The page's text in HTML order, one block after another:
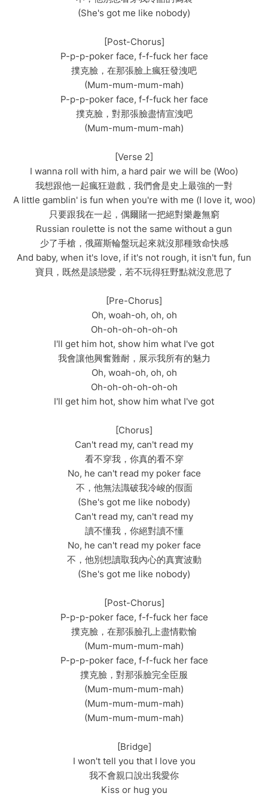
(She's got me like nobody)
[Post-Chorus]
P-p-p-poker face, f-f-fuck her face
撲克臉，在那張臉上瘋狂發洩吧
(Mum-mum-mum-mah)
P-p-p-poker face, f-f-fuck her face
撲克臉，對那張臉盡情宣洩吧
(Mum-mum-mum-mah)
[Verse 2]
I wanna roll with him, a hard pair we will be (Woo)
我想跟他一起瘋狂遊戲，我們會是史上最強的一對
A little gamblin' is fun when you're with me (I love it, woo)
只要跟我在一起，偶爾賭一把絕對樂趣無窮
Russian roulette is not the same without a gun
少了手槍，俄羅斯輪盤玩起來就沒那種致命快感
And baby, when it's love, if it's not rough, it isn't fun, fun
寶貝，既然是談戀愛，若不玩得狂野點就沒意思了
[Pre-Chorus]
Oh, woah-oh, oh, oh
Oh-oh-oh-oh-oh-oh
I'll get him hot, show him what I've got
我會讓他興奮難耐，展示我所有的魅力
Oh, woah-oh, oh, oh
Oh-oh-oh-oh-oh-oh
I'll get him hot, show him what I've got
[Chorus]
Can't read my, can't read my
看不穿我，你真的看不穿
No, he can't read my poker face
不，他無法識破我冷峻的假面
(She's got me like nobody)
Can't read my, can't read my
讀不懂我，你絕對讀不懂
No, he can't read my poker face
不，他別想讀取我內心的真實波動
(She's got me like nobody)
[Post-Chorus]
P-p-p-poker face, f-f-fuck her face
撲克臉，在那張臉孔上盡情歡愉
(Mum-mum-mum-mah)
P-p-p-poker face, f-f-fuck her face
撲克臉，對那張臉完全臣服
(Mum-mum-mum-mah)
(Mum-mum-mum-mah)
(Mum-mum-mum-mah)
[Bridge]
I won't tell you that I love you
我不會親口說出我愛你
Kiss or hug you